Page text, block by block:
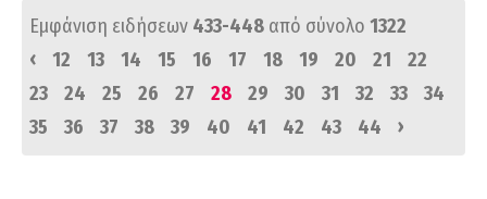
Εμφάνιση ειδήσεων 433-448 από σύνολο 1322
‹
12 13 14 15 16 17 18 19 20 21
22
23
24 25 26 27 28 29 30 31 32 33
34
35
36 37 38 39 40 41 42 43 44 ›